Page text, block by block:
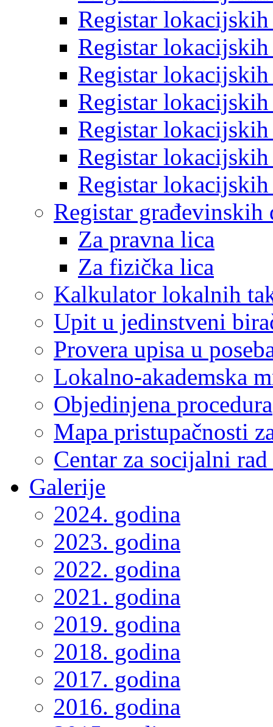
Registar
Registar
Registar
Registar
Registar
Registar
Registar
Registar građevinskih
Za pravna lica
Za fizička lica
Kalkulator lokalnih
Upit u jedinstveni
Provera upisa u
Lokalno-akademska
Objedinjena procedura
Mapa pristupačnosti
Centar za socijalni
Galerije
2024. godina
2023. godina
2022. godina
2021. godina
2019. godina
2018. godina
2017. godina
2016. godina